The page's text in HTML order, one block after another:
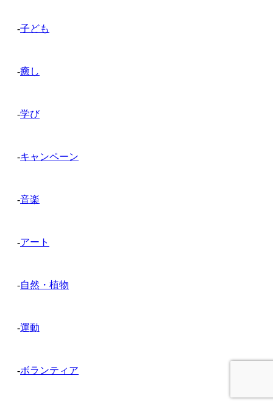
-子ども
-癒し
-学び
-キャンペーン
-音楽
-アート
-自然・植物
-運動
-ボランティア